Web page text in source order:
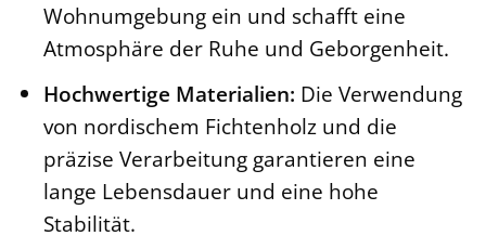
Wohnumgebung ein und schafft eine
Atmosphäre der Ruhe und Geborgenheit.
Hochwertige Materialien: Die Verwendung
von nordischem Fichtenholz und die
präzise Verarbeitung garantieren eine
lange Lebensdauer und eine hohe
Stabilität.